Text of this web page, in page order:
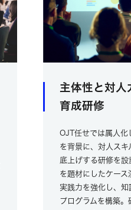
主体性と対人
育成研修
OJT任せでは属人化
を背景に、対人スキ
底上げする研修を
を題材にしたケース
実践力を強化し、
プログラムを構築。